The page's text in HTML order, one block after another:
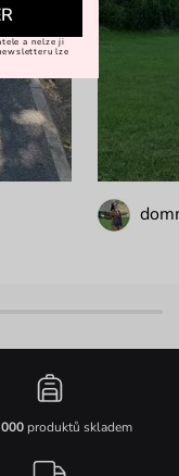
produktů skladem
a nelze ji
lze